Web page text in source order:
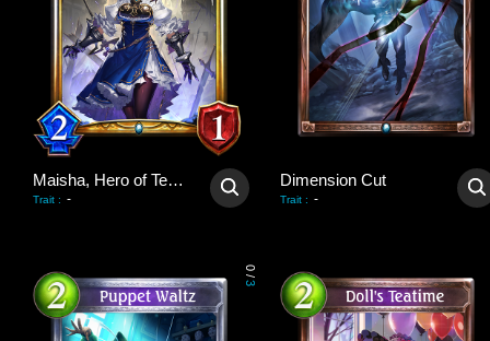
Maisha, Hero of Tenacity
Trait : -
Dimension Cut
Trait : -
0
/
3